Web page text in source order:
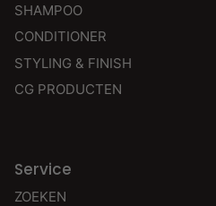
SHAMPOO
CONDITIONER
STYLING & FINISH
CG PRODUCTEN
Service
ZOEKEN